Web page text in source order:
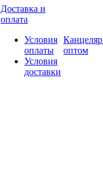
Доставка и
оплата
Условия
оплаты
Условия
доставки
оптом